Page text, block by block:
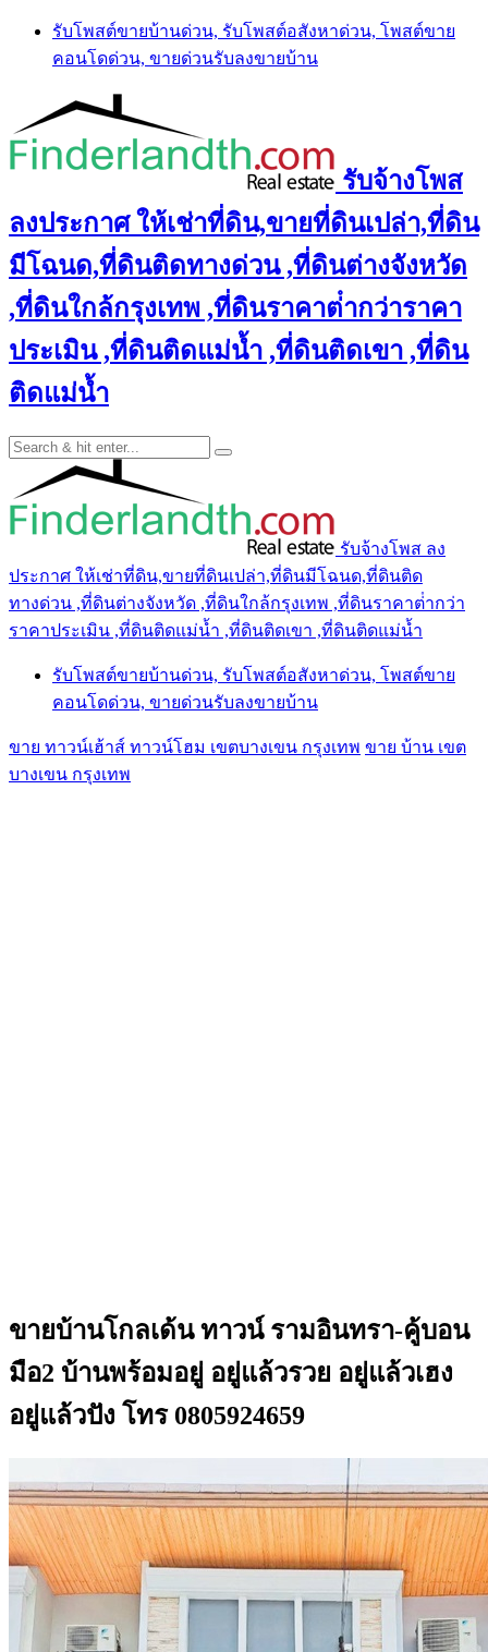
Skip
content
รับโพสต์ขายบ้านด่วน, รับโพสต์อสังหาด่วน, โพสต์ขาย
คอนโดด่วน, ขายด่วนรับลงขายบ้าน
รับจ้างโพส
ลงประกาศ ให้เช่าที่ดิน,ขายที่ดินเปล่า,ที่ดิน
มีโฉนด,ที่ดินติดทางด่วน ,ที่ดินต่างจังหวัด
,ที่ดินใกล้กรุงเทพ ,ที่ดินราคาต่ํากว่าราคา
ประเมิน ,ที่ดินติดแม่น้ำ ,ที่ดินติดเขา ,ที่ดิน
ติดแม่น้ำ
รับจ้างโพส ลง
ประกาศ ให้เช่าที่ดิน,ขายที่ดินเปล่า,ที่ดินมีโฉนด,ที่ดินติด
ทางด่วน ,ที่ดินต่างจังหวัด ,ที่ดินใกล้กรุงเทพ ,ที่ดินราคาต่ํากว่า
ราคาประเมิน ,ที่ดินติดแม่น้ำ ,ที่ดินติดเขา ,ที่ดินติดแม่น้ำ
รับโพสต์ขายบ้านด่วน, รับโพสต์อสังหาด่วน, โพสต์ขาย
คอนโดด่วน, ขายด่วนรับลงขายบ้าน
ขาย ทาวน์เฮ้าส์ ทาวน์โฮม เขตบางเขน กรุงเทพ ขาย บ้าน เขต
บางเขน กรุงเทพ
ขายบ้านโกลเด้น ทาวน์ รามอินทรา-คู้บอน
มือ2 บ้านพร้อมอยู่ อยู่แล้วรวย อยู่แล้วเฮง
อยู่แล้วปัง โทร 0805924659